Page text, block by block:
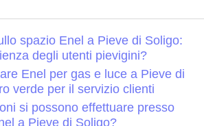
spazio Enel a Pieve di Soligo:
degli utenti pievigini?
Enel per gas e luce a Pieve di
verde per il servizio clienti
si possono effettuare presso
a Pieve di Soligo?